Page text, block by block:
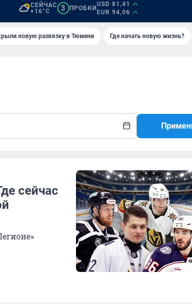
СЕЙЧАС
+16°C
3 ПРОБКИ
USD 81,41
EUR 94,06
новую развязку в Тюмени Где начать новую жизнь?
сейчас